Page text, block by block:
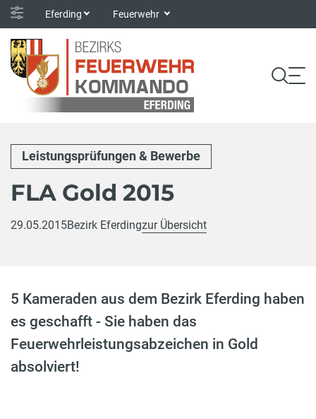
Eferding Feuerwehr
Leistungsprüfungen & Bewerbe
FLA Gold 2015
29.05.2015Bezirk Eferdingzur Übersicht
5 Kameraden aus dem Bezirk Eferding haben
es geschafft - Sie haben das
Feuerwehrleistungsabzeichen in Gold
absolviert!